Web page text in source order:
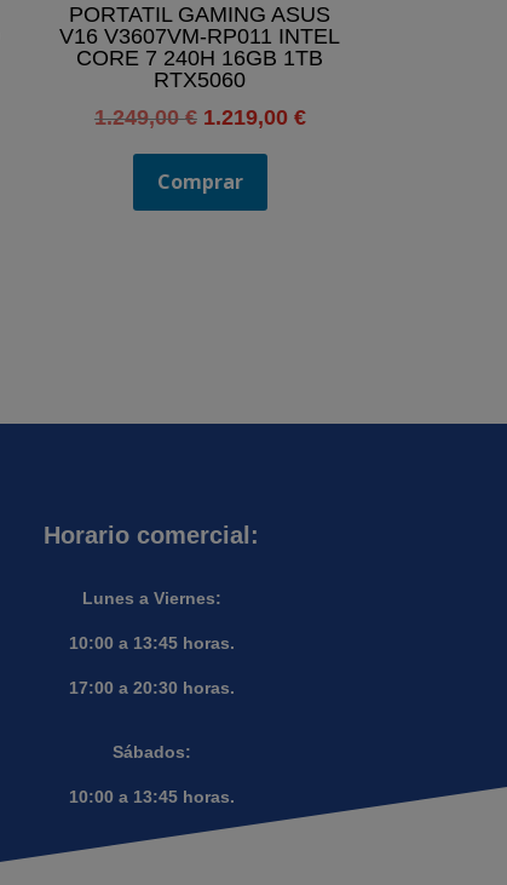
PORTATIL GAMING ASUS
V16 V3607VM-RP011 INTEL
CORE 7 240H 16GB 1TB
RTX5060
1.249,00€ El
original
era:
1.219,00 €El
Comprar
Horario comercial:
Lunes a Viernes:
10:00 a 13:45 horas.
17:00 a 20:30 horas.
Sábados:
10:00 a 13:45 horas.